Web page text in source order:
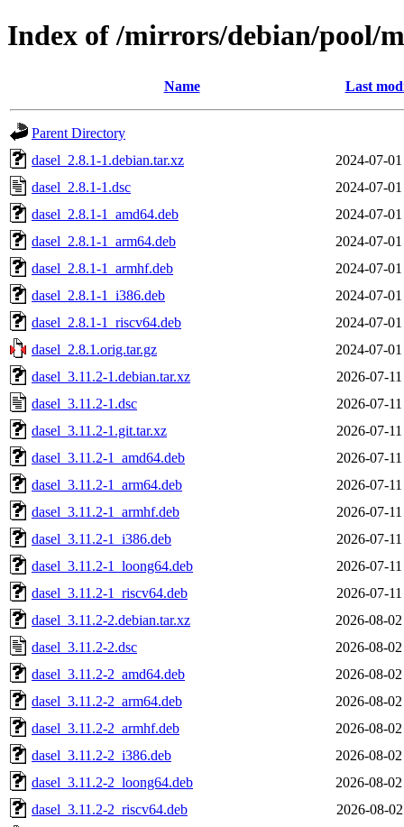
Index of /mirrors/debian/pool/
Name Last
Parent Directory
dasel_2.8.1-1.debian.tar.xz
2024-07-
dasel_2.8.1-1.dsc
2024-07-
dasel_2.8.1-1_amd64.deb
2024-07-
dasel_2.8.1-1_arm64.deb
2024-07-
dasel_2.8.1-1_armhf.deb
2024-07-
dasel_2.8.1-1_i386.deb
2024-07-
dasel_2.8.1-1_riscv64.deb
2024-07-
dasel_2.8.1.orig.tar.gz
2024-07-
dasel_3.11.2-1.debian.tar.xz
2026-07-
dasel_3.11.2-1.dsc
2026-07-
dasel_3.11.2-1.git.tar.xz
2026-07-
dasel_3.11.2-1_amd64.deb
2026-07-
dasel_3.11.2-1_arm64.deb
2026-07-
dasel_3.11.2-1_armhf.deb
2026-07-
dasel_3.11.2-1_i386.deb
2026-07-
dasel_3.11.2-1_loong64.deb
2026-07-
dasel_3.11.2-1_riscv64.deb
2026-07-
dasel_3.11.2-2.debian.tar.xz
2026-08-
dasel_3.11.2-2.dsc
2026-08-
dasel_3.11.2-2_amd64.deb
2026-08-
dasel_3.11.2-2_arm64.deb
2026-08-
dasel_3.11.2-2_armhf.deb
2026-08-
dasel_3.11.2-2_i386.deb
2026-08-
dasel_3.11.2-2_loong64.deb
2026-08-
dasel_3.11.2-2_riscv64.deb
2026-08-